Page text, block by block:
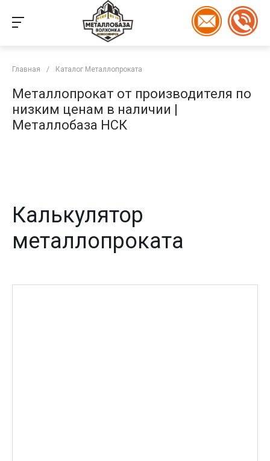
Главная / Каталог Металлопроката
Металлопрокат от производителя по
низким ценам в наличии |
Металлобаза НСК
Калькулятор
металлопроката